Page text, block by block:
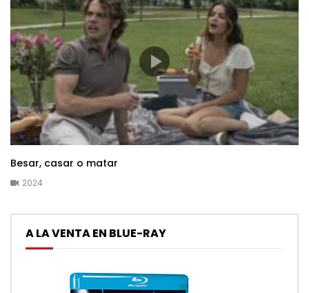
Besar, casar o matar
2024
A LA VENTA EN BLUE-RAY